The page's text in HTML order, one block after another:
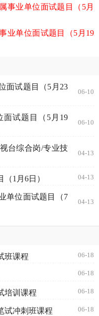
事业单位面试题目（5月
业单位面试题目（5月19
面试题目（5月23
06-10
面试题目（5月19
06-10
台综合岗/专业技
04-13
1月6日） 04-13
单位面试题目（7
04-13
班课程 06-18
06-18
培训课程 06-18
试冲刺班课程 06-18